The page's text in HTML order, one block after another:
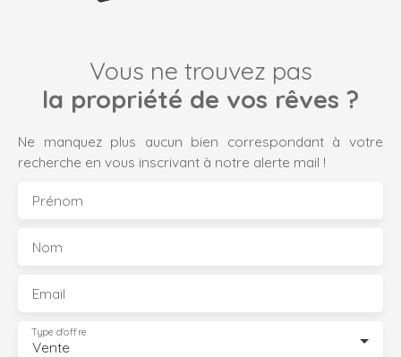
Vous ne trouvez pas
la propriété de vos rêves ?
Ne manquez plus aucun bien correspondant à votre
recherche en vous inscrivant à notre alerte mail !
Prénom
Nom
Email
Vente
Type d'offre